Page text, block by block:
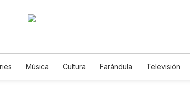
Música Cultura Farándula Televisión